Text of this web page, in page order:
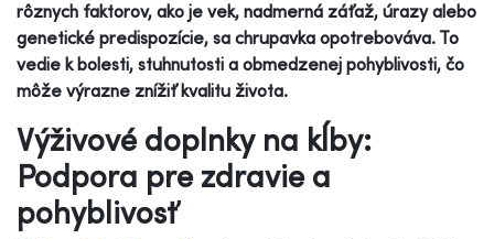
rôznych faktorov, ako je vek, nadmerná záťaž, úrazy alebo
genetické predispozície, sa chrupavka opotrebováva. To
vedie k bolesti, stuhnutosti a obmedzenej pohyblivosti, čo
môže výrazne znížiť kvalitu života.
Výživové doplnky na kĺby:
Podpora pre zdravie a
pohyblivosť